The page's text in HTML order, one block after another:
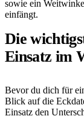
sowie ein
einfängt.
Die
Einsatz im
Bevor du dich für
Blick auf die
Einsatz den